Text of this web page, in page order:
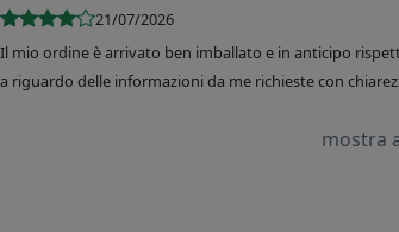
21/07/2026
Il mio ordine è arrivato ben imballato e in anticipo
a riguardo delle informazioni da me richieste con
mostra